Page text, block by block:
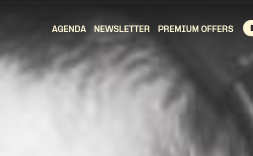
AGENDA NEWSLETTER PREMIUM OFFERS